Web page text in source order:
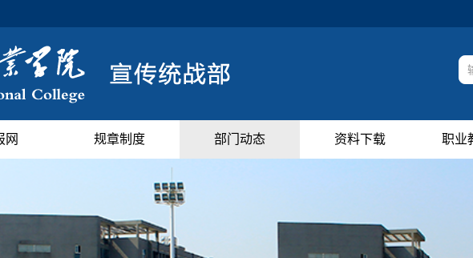
网 规章制度 部门动态 资料下载 职业